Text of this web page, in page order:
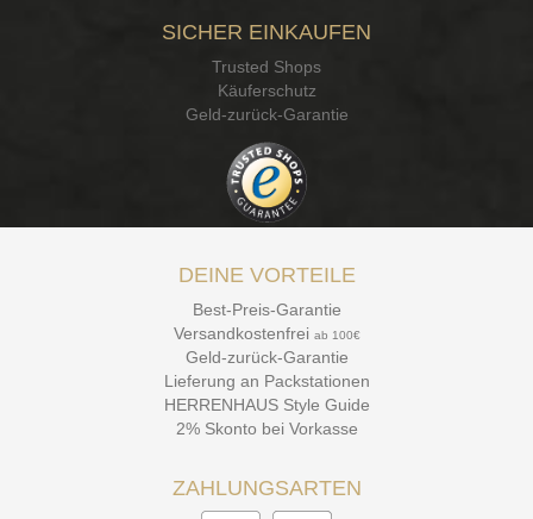
SICHER EINKAUFEN
Trusted Shops
Käuferschutz
Geld-zurück-Garantie
DEINE VORTEILE
Best-Preis-Garantie
Versandkostenfrei ab 100€
Geld-zurück-Garantie
Lieferung an Packstationen
HERRENHAUS Style Guide
2% Skonto bei Vorkasse
ZAHLUNGSARTEN